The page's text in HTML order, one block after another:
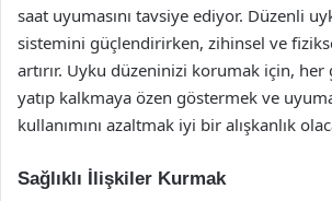
saat uyumasını tavsiye ediyor. Düzenli
sistemini güçlendirirken, zihinsel ve
artırır. Uyku düzeninizi korumak için, her
yatıp kalkmaya özen göstermek ve
kullanımını azaltmak iyi bir alışkanlık
Sağlıklı İlişkiler Kurmak